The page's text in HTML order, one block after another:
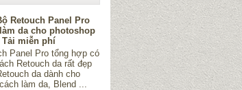
Retouch Panel Pro
da cho photoshop
miễn phí
Panel Pro tổng hợp có
Retouch da rất đẹp
da dành cho
làm da, Blend ...